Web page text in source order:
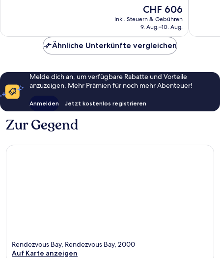
Der
Preis
beträgt
CHF 606
inkl. Steuern & Gebühren
9. Aug.–10. Aug.
Ähnliche Unterkünfte vergleichen
Melde dich an, um verfügbare Rabatte und Vorteile
anzuzeigen. Mehr Prämien für noch mehr Abenteuer!
Anmelden Jetzt kostenlos registrieren
Zur Gegend
Rendezvous Bay, Rendezvous Bay, 2000
Auf Karte anzeigen